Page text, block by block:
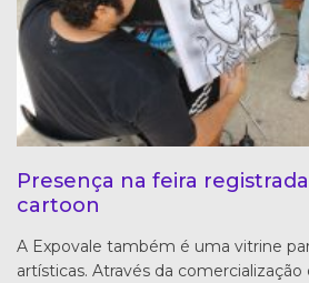
Presença na feira
cartoon
A Expovale também é uma vitrine
artísticas. Através da